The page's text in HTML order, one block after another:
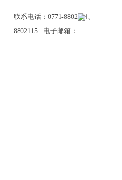
联系电话：0771-8802114、
8802115 电子邮箱：